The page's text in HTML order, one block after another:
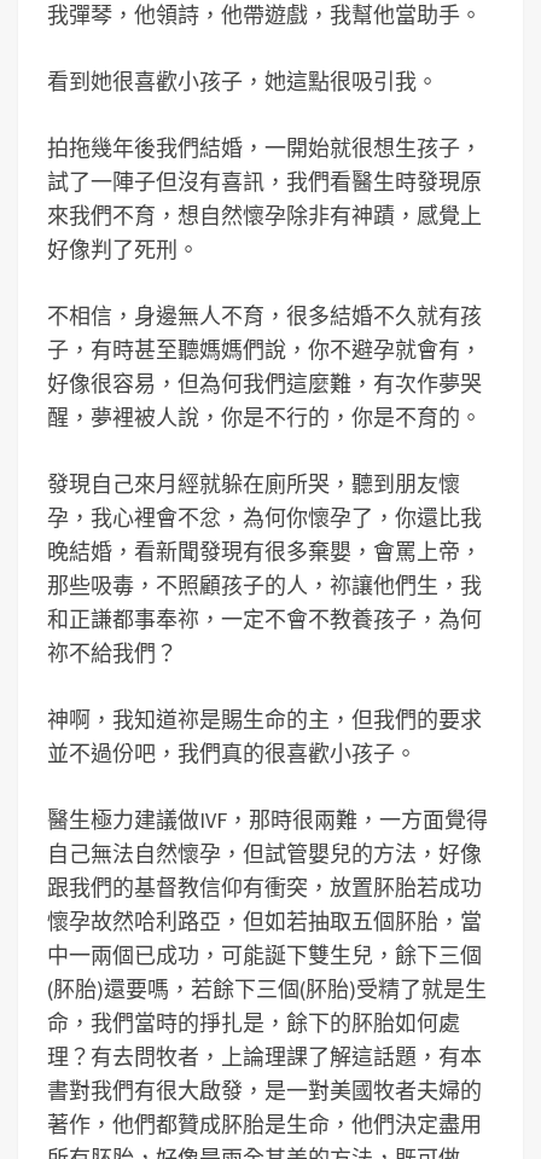
我彈琴，他領詩，他帶遊戲，我幫他當助手。
看到她很喜歡小孩子，她這點很吸引我。
拍拖幾年後我們結婚，一開始就很想生孩子，
試了一陣子但沒有喜訊，我們看醫生時發現原
來我們不育，想自然懷孕除非有神蹟，感覺上
好像判了死刑。
不相信，身邊無人不育，很多結婚不久就有孩
子，有時甚至聽媽媽們說，你不避孕就會有，
好像很容易，但為何我們這麼難，有次作夢哭
醒，夢裡被人說，你是不行的，你是不育的。
發現自己來月經就躲在廁所哭，聽到朋友懷
孕，我心裡會不忿，為何你懷孕了，你還比我
晚結婚，看新聞發現有很多棄嬰，會罵上帝，
那些吸毒，不照顧孩子的人，祢讓他們生，我
和正謙都事奉祢，一定不會不教養孩子，為何
祢不給我們？
神啊，我知道祢是賜生命的主，但我們的要求
並不過份吧，我們真的很喜歡小孩子。
醫生極力建議做IVF，那時很兩難，一方面覺得
自己無法自然懷孕，但試管嬰兒的方法，好像
跟我們的基督教信仰有衝突，放置肧胎若成功
懷孕故然哈利路亞，但如若抽取五個肧胎，當
中一兩個已成功，可能誕下雙生兒，餘下三個
(肧胎)還要嗎，若餘下三個(肧胎)受精了就是生
命，我們當時的掙扎是，餘下的肧胎如何處
理？有去問牧者，上論理課了解這話題，有本
書對我們有很大啟發，是一對美國牧者夫婦的
著作，他們都贊成肧胎是生命，他們決定盡用